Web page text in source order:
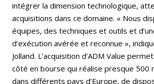
intégrer la dimension technologique,
acquisitions dans ce domaine. « Nous
équipes, des techniques et outils et
d’exécution avérée et reconnue »,
Jolland. L’acquisition d’ADM Value
côté en bourse qui réalise presque 500
dans différents pays d’Europe, de